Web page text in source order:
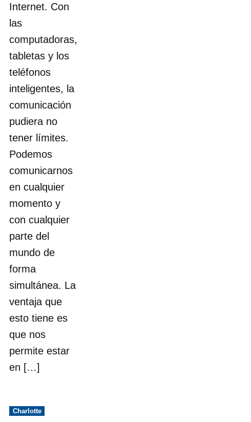
Internet. Con
las
computadoras,
tabletas y los
teléfonos
inteligentes, la
comunicación
pudiera no
tener límites.
Podemos
comunicarnos
en cualquier
momento y
con cualquier
parte del
mundo de
forma
simultánea. La
ventaja que
esto tiene es
que nos
permite estar
en […]
Publicado
en
Charlotte